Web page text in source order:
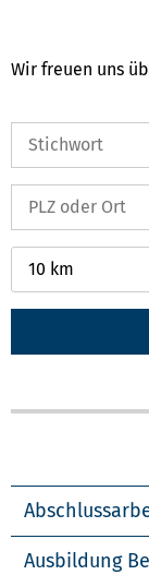
Wir freuen uns
10 km
Ausbildung